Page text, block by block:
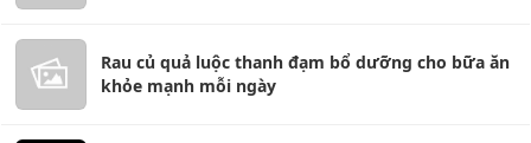
Rau củ quả luộc thanh đạm bổ dưỡng cho bữa ăn
khỏe mạnh mỗi ngày